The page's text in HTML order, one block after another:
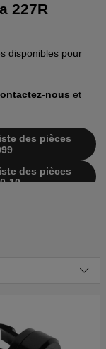
227R
disponibles pour
nous et
des pièces
des pièces
10
des pièces